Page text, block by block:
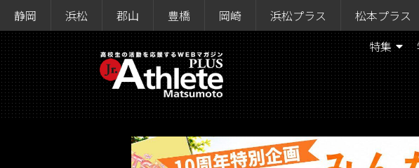
静岡 浜松 郡山 豊橋 岡崎 浜松プラス 松本プラス
特集